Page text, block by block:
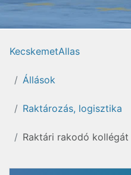
KecskemetAllas
Állások
Raktározás, logisztika
Raktári rakodó kollégát